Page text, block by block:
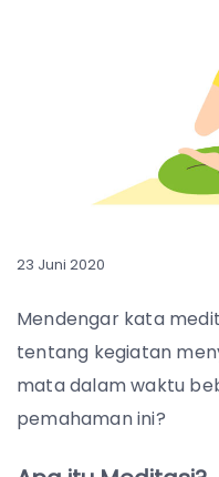
23 Juni 2020
Mendengar kata
tentang kegiatan
mata dalam waktu
pemahaman ini?